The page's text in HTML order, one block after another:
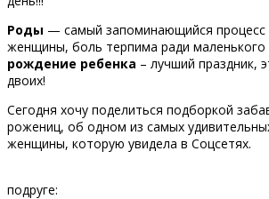
Роды — самый запоминающийся процесс
женщины, боль терпима ради маленького
рождение ребенка – лучший праздник,
двоих!
Сегодня хочу поделиться подборкой
рожениц, об одном из самых
женщины, которую увидела в Соцсетях.
подруге: